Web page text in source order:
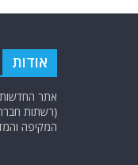
אודות
אתר החדשות
(רשתות
המקיפה